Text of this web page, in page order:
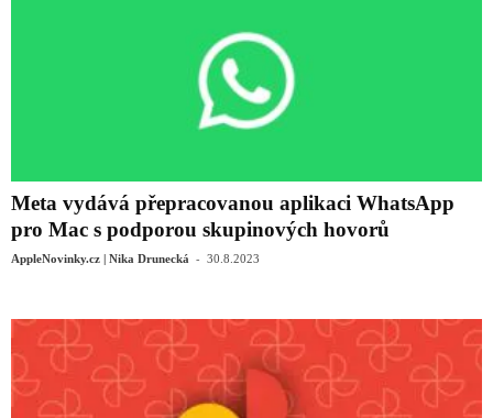
Meta vydává přepracovanou aplikaci WhatsApp
pro Mac s podporou skupinových hovorů
AppleNovinky.cz | Nika Drunecká - 30.8.2023